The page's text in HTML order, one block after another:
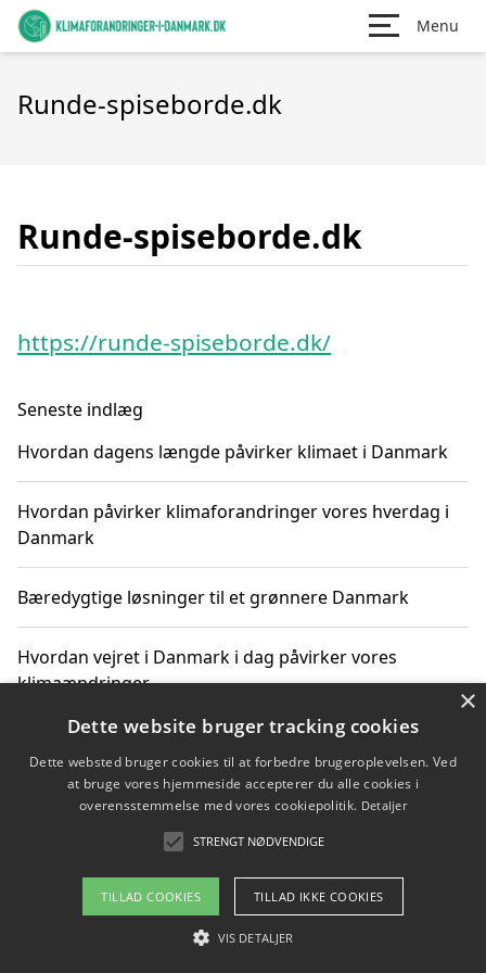
Menu
Runde-spiseborde.dk
Runde-spiseborde.dk
https://runde-spiseborde.dk/
Seneste indlæg
Hvordan dagens længde påvirker klimaet i Danmark
Hvordan påvirker klimaforandringer vores hverdag i
Danmark
Bæredygtige løsninger til et grønnere Danmark
Hvordan vejret i Danmark i dag påvirker vores
klimaændringer
Hvordan klimaændringer påvirker danske unges
gaveønsker
Om / kontakt
Blog Betingelser
×
Dette website bruger tracking cookies
Dette websted bruger cookies til at forbedre brugeroplevelsen. Ved
at bruge vores hjemmeside accepterer du alle cookies i
overensstemmelse med vores cookiepolitik. Detaljer
STRENGT NØDVENDIGE
TILLAD COOKIES TILLAD IKKE COOKIES
VIS DETALJER